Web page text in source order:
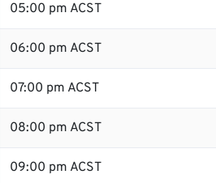
05:00 pm ACST
06:00 pm ACST
07:00 pm ACST
08:00 pm ACST
09:00 pm ACST